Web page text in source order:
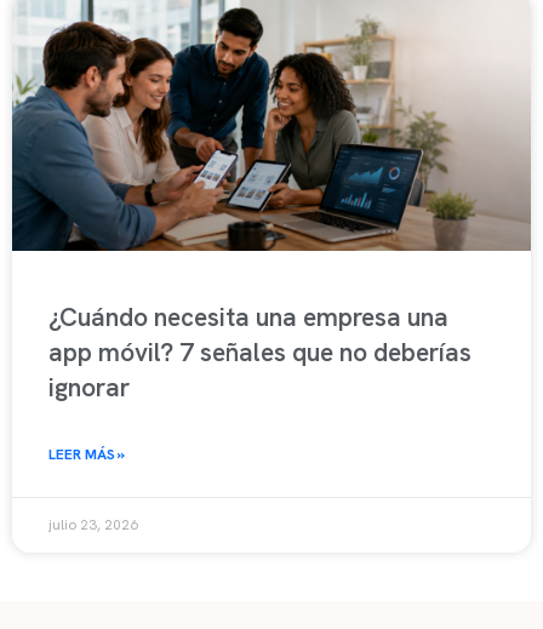
¿Cuándo necesita una empresa una
app móvil? 7 señales que no deberías
ignorar
LEER MÁS »
julio 23, 2026